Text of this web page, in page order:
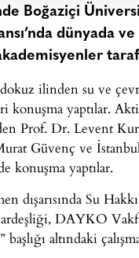
Boğaziçi
dünyada
ilinden su ve
konuşma yaptılar.
Prof. Dr. Levent
Güvenç ve
konuşma yaptılar.
dışarısında Su
DAYKO
altındaki